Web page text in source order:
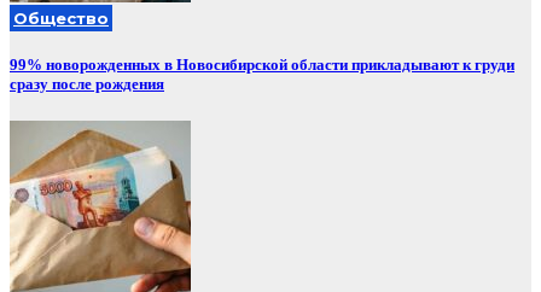
Общество
99% новорожденных в Новосибирской области прикладывают к груди
сразу после рождения